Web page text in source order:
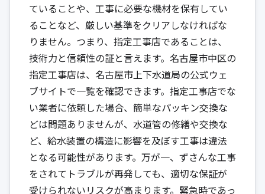
ていることや、工事に必要な機材を保有してい
ることなど、厳しい基準をクリアしなければな
りません。つまり、指定工事店であることは、
技術力と信頼性の証と言えます。名古屋市中区の
指定工事店は、名古屋市上下水道局の公式ウェ
ブサイトで一覧を確認できます。指定工事店でな
い業者に依頼した場合、簡単なパッキン交換な
どは問題ありませんが、水道管の修繕や交換な
ど、給水装置の構造に影響を及ぼす工事は違法
となる可能性があります。万が一、ずさんな工事
をされてトラブルが再発しても、適切な保証が
受けられないリスクが高まります。緊急時であっ